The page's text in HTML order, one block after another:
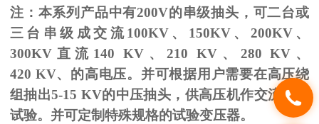
注：本系列产品中有200V的串级抽头，可二台或
三台串级成交流100KV、 150KV、 200KV、
300KV 直流 140 KV、210 KV 、 280 KV 、
420 KV、的高电压。并可根据用户需要在高压绕
组抽出5-15 KV的中压抽头，供高压机作交流耐压
试验。并可定制特殊规格的试验变压器。